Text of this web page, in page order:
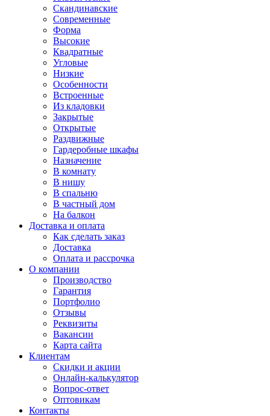
Скандинавские
Современные
Форма
Высокие
Квадратные
Угловые
Низкие
Особенности
Встроенные
Из кладовки
Закрытые
Открытые
Раздвижные
Гардеробные шкафы
Назначение
В комнату
В нишу
В спальню
В частный дом
На балкон
Доставка и оплата
Как сделать заказ
Доставка
Оплата и рассрочка
О компании
Производство
Гарантия
Портфолио
Отзывы
Реквизиты
Вакансии
Карта сайта
Клиентам
Скидки и акции
Онлайн-калькулятор
Вопрос-ответ
Оптовикам
Контакты